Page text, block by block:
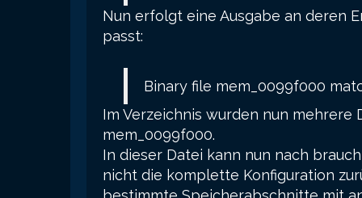
Nun erfolgt eine Ausgabe an deren
passt:
Binary file mem_0099f000
Im Verzeichnis wurden nun mehrere
mem_0099f000.
In dieser Datei kann nun nach
nicht die komplette Konfiguration